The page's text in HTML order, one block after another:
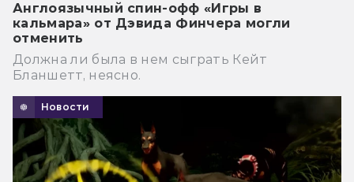
Англоязычный спин-офф «Игры в
кальмара» от Дэвида Финчера могли
отменить
Должна ли была в нем сыграть Кейт
Бланшетт, неясно.
Новости